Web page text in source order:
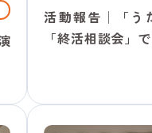
活動報告│「う
「終活相談会」